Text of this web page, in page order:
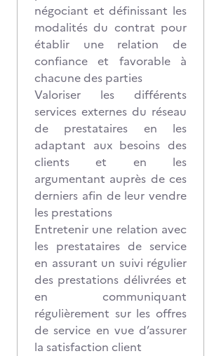
négociant et définissant les
modalités du contrat pour
établir une relation de
confiance et favorable à
chacune des parties
Valoriser les différents
services externes du réseau
de prestataires en les
adaptant aux besoins des
clients et en les
argumentant auprès de ces
derniers afin de leur vendre
les prestations
Entretenir une relation avec
les prestataires de service
en assurant un suivi régulier
des prestations délivrées et
en communiquant
régulièrement sur les offres
de service en vue d’assurer
la satisfaction client